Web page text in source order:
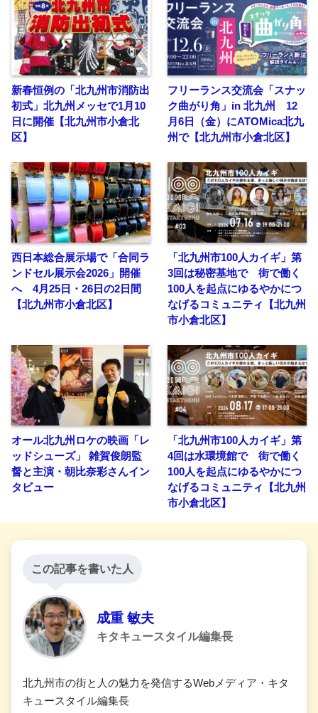
新春恒例の「北九州市消防出
初式」北九州メッセで1月10
日に開催【北九州市小倉北
区】
フリーランス交流会「スナッ
ク曲がり角」in 北九州 12
月6日（金）にATOMica北九
州で【北九州市小倉北区】
西日本総合展示場で「合同ラ
ンドセル展示会2026」開催
へ 4月25日・26日の2日間
【北九州市小倉北区】
「北九州市100人カイギ」第
3回は秘密基地で 街で働く
100人を起点にゆるやかにつ
なげるコミュニティ【北九州
市小倉北区】
オール北九州ロケの映画「レ
ッドシューズ」 雑賀俊朗監
督と主演・朝比奈彩さんイン
タビュー
「北九州市100人カイギ」第
4回は水環境館で 街で働く
100人を起点にゆるやかにつ
なげるコミュニティ【北九州
市小倉北区】
この記事を書いた人
成重 敏夫
キタキュースタイル編集長
北九州市の街と人の魅力を発信するWebメディア・キタ
キュースタイル編集長